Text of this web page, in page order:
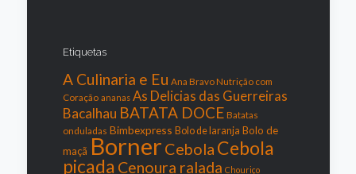
Etiquetas
A Culinaria e Eu Ana Bravo Nutrição com
Coração ananas As Delicias das Guerreiras
Bacalhau BATATA DOCE Batatas
onduladas Bimbexpress Bolo de laranja Bolo de
maçã Borner Cebola Cebola
picada Cenoura ralada Chouriço